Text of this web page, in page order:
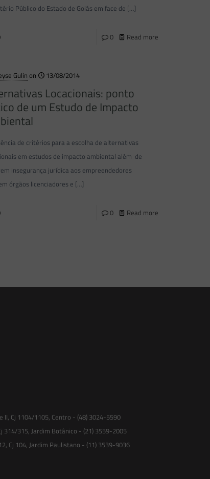
Público do Estado de Goiás em face de […]
0 Read more
Gulin on 13/08/2014
Locacionais: ponto
de um Estudo de Impacto
de critérios para a escolha de alternativas
em estudos de impacto ambiental além de
insegurança jurídica aos empreendedores
órgãos licenciadores e […]
0 Read more
II, Cj 1104/1105, Centro - (48) 3024-5590
314/315, Jardim Botânico - (21) 3559-2005
Cj 104, Jardim Paulistano - (11) 3539-9036